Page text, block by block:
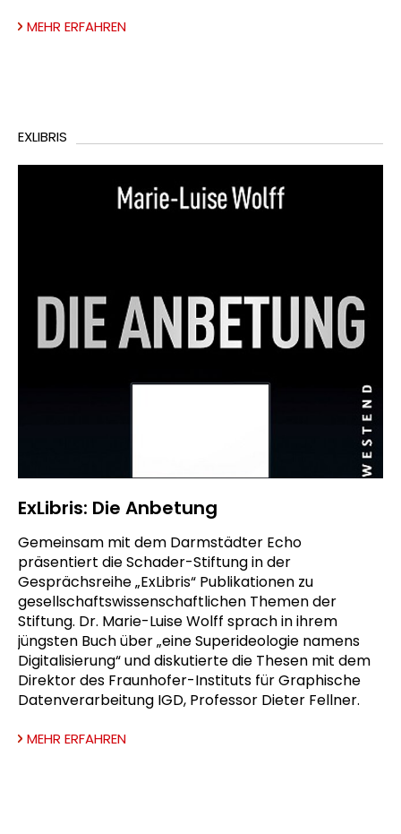
MEHR ERFAHREN
EXLIBRIS
ExLibris: Die Anbetung
Gemeinsam mit dem Darmstädter Echo
präsentiert die Schader-Stiftung in der
Gesprächsreihe „ExLibris“ Publikationen zu
gesellschaftswissenschaftlichen Themen der
Stiftung. Dr. Marie-Luise Wolff sprach in ihrem
jüngsten Buch über „eine Superideologie namens
Digitalisierung“ und diskutierte die Thesen mit dem
Direktor des Fraunhofer-Instituts für Graphische
Datenverarbeitung IGD, Professor Dieter Fellner.
MEHR ERFAHREN